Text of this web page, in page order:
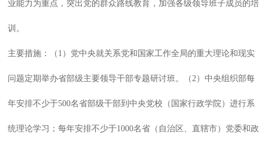
业能力为重点，突出党的群众路线教育，加强各级领导班子成员的培
训。
主要措施：（1）党中央就关系党和国家工作全局的重大理论和现实
问题定期举办省部级主要领导干部专题研讨班。（2）中央组织部每
年安排不少于500名省部级干部到中央党校（国家行政学院）进行系
统理论学习；每年安排不少于1000名省（自治区、直辖市）党委和政